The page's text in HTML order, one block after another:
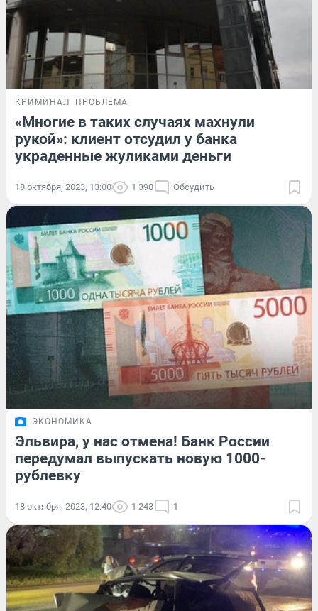
КРИМИНАЛ ПРОБЛЕМА
«Многие в таких случаях махнули
рукой»: клиент отсудил у банка
украденные жуликами деньги
18 октября, 2023, 13:00 1 390 Обсудить
ЭКОНОМИКА
Эльвира, у нас отмена! Банк России
передумал выпускать новую 1000-
рублевку
18 октября, 2023, 12:40 1 243 1